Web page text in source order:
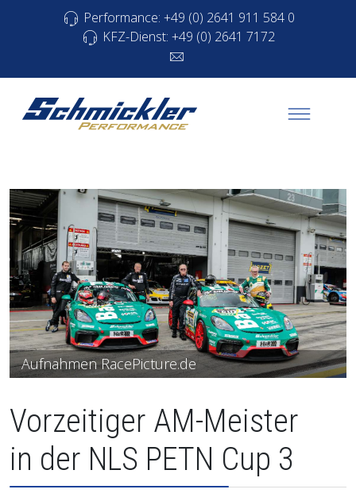
Performance: +49 (0) 2641 911 584 0
KFZ-Dienst: +49 (0) 2641 7172
Aufnahmen RacePicture.de
Vorzeitiger AM-Meister
in der NLS PETN Cup 3